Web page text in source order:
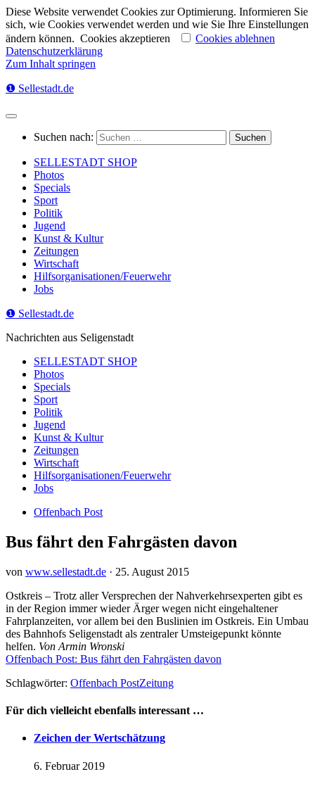
Diese Website verwendet Cookies zur Optimierung. Informieren Sie
sich, wie Cookies verwendet werden und wie Sie Ihre Einstellungen
ändern können. Cookies akzeptieren
Cookies ablehnen
Datenschutzerklärung
Zum Inhalt springen
❶ Sellestadt.de
Suchen nach:
SELLESTADT SHOP
Photos
Specials
Sport
Politik
Jugend
Kunst & Kultur
Zeitungen
Wirtschaft
Hilfsorganisationen/Feuerwehr
Jobs
❶ Sellestadt.de
Nachrichten aus Seligenstadt
SELLESTADT SHOP
Photos
Specials
Sport
Politik
Jugend
Kunst & Kultur
Zeitungen
Wirtschaft
Hilfsorganisationen/Feuerwehr
Jobs
Offenbach Post
Bus fährt den Fahrgästen davon
von www.sellestadt.de · 25. August 2015
Ostkreis – Trotz aller Versprechen der Nahverkehrsexperten gibt es
in der Region immer wieder Ärger wegen nicht eingehaltener
Fahrplanzeiten, vor allem bei den Buslinien im Ostkreis. Ein Umbau
des Bahnhofs Seligenstadt als zentraler Umsteigepunkt könnte
helfen. Von Armin Wronski
Offenbach Post: Bus fährt den Fahrgästen davon
Schlagwörter: Offenbach PostZeitung
Für dich vielleicht ebenfalls interessant …
Zeichen der Wertschätzung
6. Februar 2019